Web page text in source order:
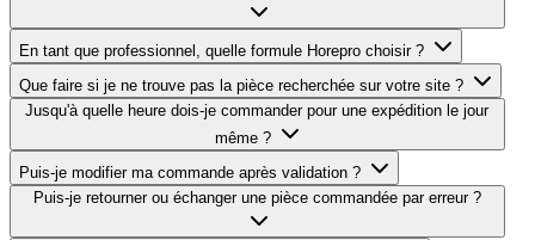
En tant que professionnel, quelle formule Horepro choisir ?
Que faire si je ne trouve pas la pièce recherchée sur votre site ?
Jusqu'à quelle heure dois-je commander pour une expédition le jour
même ?
Puis-je modifier ma commande après validation ?
Puis-je retourner ou échanger une pièce commandée par erreur ?